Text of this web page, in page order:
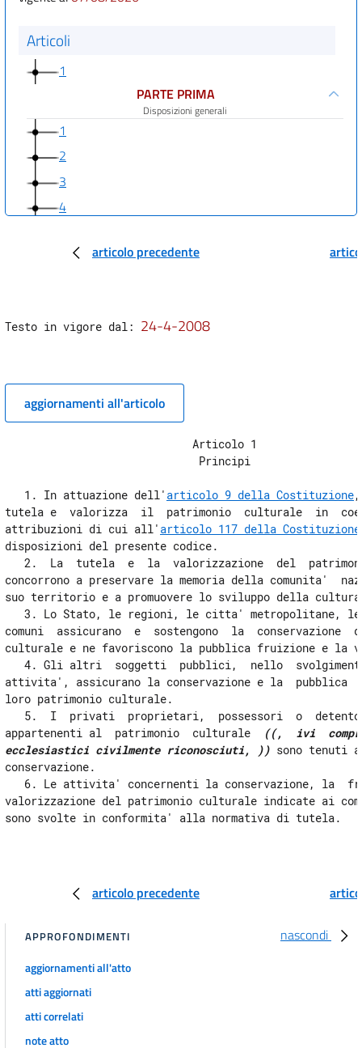
Articoli
1
PARTE PRIMA
Disposizioni generali
1
2
3
4
8
9 bis
PARTE SECONDA
Beni culturali
TITOLO I
Tutela
10
11
12
13
14
15
16
17
Capo II
Vigilanza e ispezione
18
19
Capo III
Protezione e conservazione
Sezione I
23
25
26
articolo precedente
Testo in vigore dal: 24-4-2008
aggiornamenti all'articolo
                             Articolo 1
                              Principi
   1. In attuazione dell'
articolo 9 della Costituzione
tutela e  valorizza  il  patrimonio  culturale  in
attribuzioni di cui all' articolo 117 della Costituzione
disposizioni del presente codice.
2.  La  tutela  e  la  valorizzazione  del
concorrono a preservare la memoria della comunita'
suo territorio e a promuovere lo sviluppo della
3. Lo Stato, le regioni, le citta' metropolitane,
comuni  assicurano  e  sostengono  la  conservazione
culturale e ne favoriscono la pubblica fruizione e la
4. Gli altri  soggetti  pubblici,  nello
attivita', assicurano la conservazione e la  pubblica
loro patrimonio culturale.
5.  I  privati  proprietari,  possessori  o
appartenenti al  patrimonio  culturale
((,  ivi
ecclesiastici civilmente riconosciuti, )) sono tenuti
conservazione.
6. Le attivita' concernenti la conservazione, la
valorizzazione del patrimonio culturale indicate ai
articolo precedente
nascondi
APPROFONDIMENTI
aggiornamenti all'atto
atti aggiornati
atti correlati
note atto